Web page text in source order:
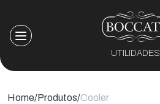
UTILIDADES
Home Produtos Cooler